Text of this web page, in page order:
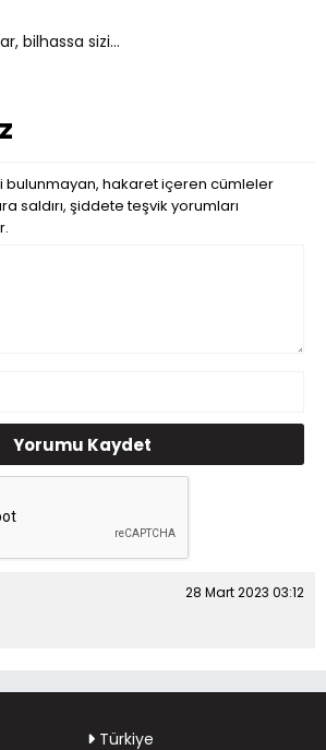
bilhassa sizi...
bulunmayan, hakaret içeren cümleler
saldırı, şiddete teşvik yorumları
Yorumu Kaydet
28 Mart 2023 03:12
Türkiye